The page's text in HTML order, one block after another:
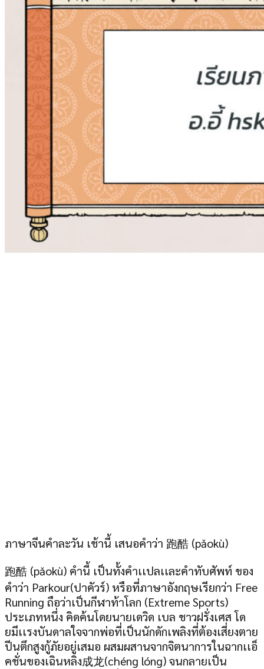
ภาษาจีนคำละวัน เช้านี้ เสนอคำว่า 跑酷 (pǎokù)
跑酷 (pǎokù) คำนี้ เป็นทั้งคำเเปลเเละคำทับศัพท์ ของ
คำว่า Parkour(ปาคัวร์) หรือที่ภาษาอังกฤษเรียกว่า Free
Running ถือว่าเป็นกีฬาท้าโลก (Extreme Sports)
ประเภทหนึ่ง คิดค้นโดยนายเดวิด เบล ชาวฝรั่งเศส โด
ยมีเเรงบันดาลใจจากพ่อที่เป็นนักดักเพลิงที่ต้องเสี่ยงตาย
ปีนตึกสูงกู้ภัยอยู่เสมอ ผสมผสานจากจิตนาการในฉากเเอ็
คชั่นของเฉินหลิง成龙(chéng lóng) จนกลายเป็น